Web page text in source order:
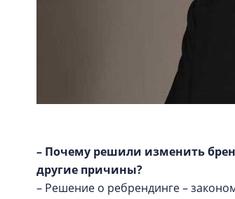
– Почему решили изменить
другие причины?
– Решение о ребрендинге –